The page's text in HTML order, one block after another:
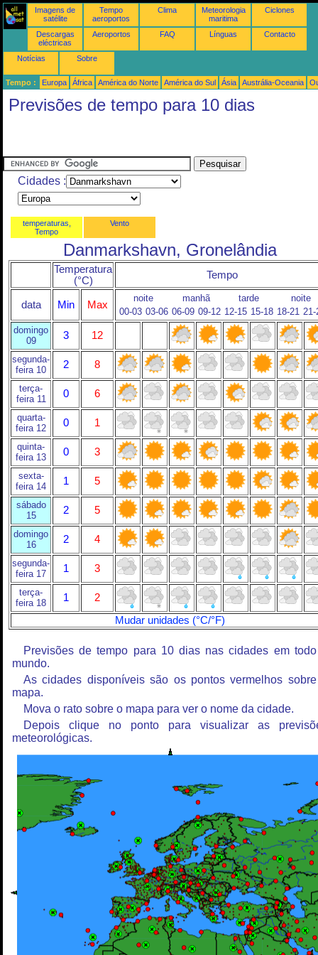
Imagens de
satélite
Tempo
aeroportos
Clima
Meteorologia
maritima
Ciclones
Descargas
eléctricas
Aeroportos FAQ Línguas Contacto
Notícias Sobre
Tempo : Europa África América do Norte América do Sul Ásia Austrália-Oceania
Previsões de tempo para 10 dias
Cidades :
temperaturas,
Tempo
Vento
Danmarkshavn, Gronelândia
Temperatura
(°C)
Tempo
data Min Max
noite manhã tarde
noite
00-03 03-06 06-09 09-12 12-15 15-18 18-21 21-
domingo
09
3 12
segunda-
feira 10
2 8
terça-
feira 11
0 6
quarta-
feira 12
0 1
quinta-
feira 13
0 3
sexta-
feira 14
1 5
sábado
15
2 5
domingo
16
2 4
segunda-
feira 17
1 3
terça-
feira 18
1
2
Mudar unidades (°C/°F)
Previsões de tempo para 10 dias nas cidades em
mundo.
As cidades disponíveis são os pontos vermelhos
mapa.
Mova o rato sobre o mapa para ver o nome da cidade.
Depois clique no ponto para visualizar as
meteorológicas.